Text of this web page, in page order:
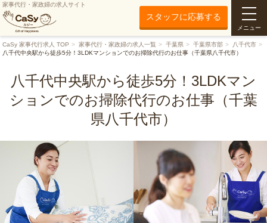
家事代行・家政婦の求人サイト
スタッフに応募する
メニュー
CaSy 家事代行求人 TOP 家事代行・家政婦の求人一覧 千葉県 千葉県市部
八千代市
八千代中央駅から徒歩5分！3LDKマンションでのお掃除代行のお仕事（千葉県八千代市）
八千代中央駅から徒歩5分！3LDKマン
ションでのお掃除代行のお仕事（千葉
県八千代市）